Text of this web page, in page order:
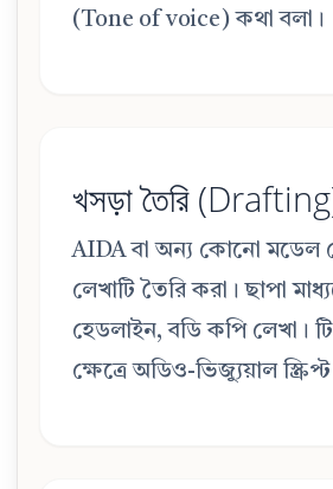
(Tone of voice) কথা বলা।
খসড়া তৈরি
AIDA বা অন্য কোনো মডেল
লেখাটি তৈরি করা। ছাপা
হেডলাইন, বডি কপি লেখা।
ক্ষেত্রে অডিও-ভিজ্যুয়াল